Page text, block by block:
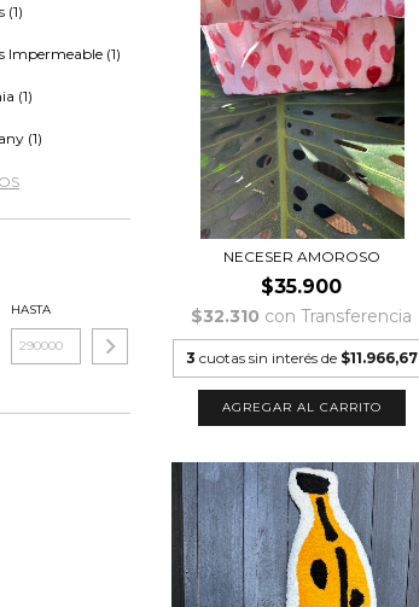
(1)
Impermeable (1)
(1)
(1)
HASTA
NECESER AMOROSO
$35.900
$32.310 con Transferencia
3 cuotas sin interés de $11.966,67